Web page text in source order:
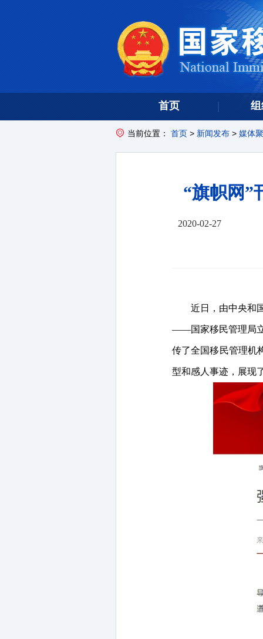
首页
当前位置： 首页> 新闻发布> 媒体
“旗帜网”
2020-02-27
近日，由中央和
——国家移民管理局
传了全国移民管理机
型和感人事迹，展现